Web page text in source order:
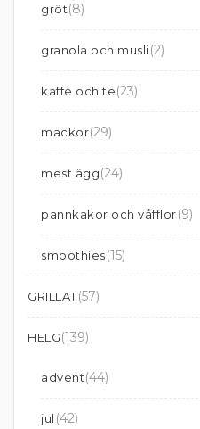
gröt(8)
granola och musli(2)
kaffe och te(23)
mackor(29)
mest ägg(24)
pannkakor och våfflor(9)
smoothies(15)
GRILLAT(57)
HELG(139)
advent(44)
jul (42)